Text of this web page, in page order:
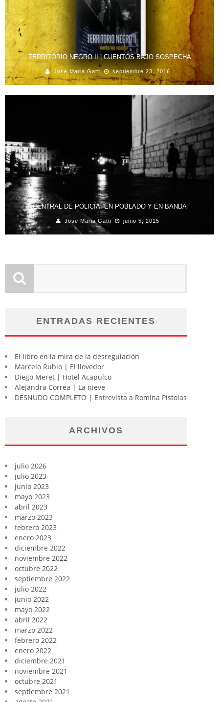
TERRITORIO NEGRO II | CUENTOS BAJO SOSPECHA
Jose Maria Gatti septiembre 23, 2016
CENTRAL DE POLICÍA: EN POBLADO Y EN BANDA
Jose Maria Gatti junio 5, 2015
ENTRADAS RECIENTES
El libro en la mira de la desregulación
Marcelo Rubio | El llovedor
Diego Meret | Hotel Acapulco
Alejandra Correa | La nieve
DESNUDO COMPLETO | Entrevista a Romina Pistolas
ARCHIVOS
julio 2026
julio 2023
junio 2023
mayo 2023
abril 2023
marzo 2023
febrero 2023
enero 2023
diciembre 2022
noviembre 2022
octubre 2022
septiembre 2022
julio 2022
junio 2022
mayo 2022
abril 2022
marzo 2022
febrero 2022
enero 2022
diciembre 2021
noviembre 2021
octubre 2021
septiembre 2021